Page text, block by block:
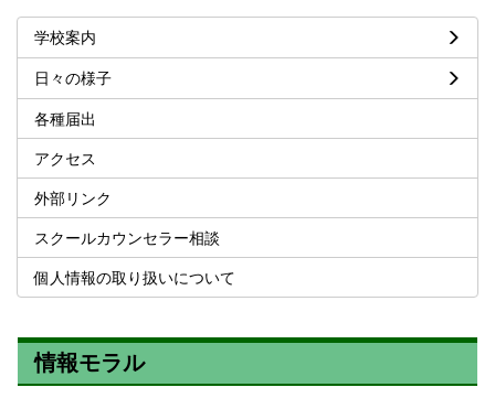
学校案内
日々の様子
各種届出
アクセス
外部リンク
スクールカウンセラー相談
個人情報の取り扱いについて
情報モラル